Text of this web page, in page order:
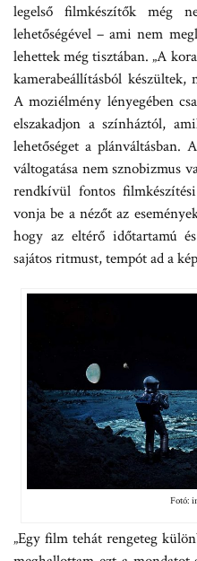
legelső filmkészítők még
lehetőségével – ami nem
lehettek még tisztában. „A
kamerabeállításból készültek,
A moziélmény lényegében
elszakadjon a színháztól,
lehetőséget a plánváltásban.
váltogatása nem sznobizmus
rendkívül fontos
vonja be a nézőt az
hogy az eltérő időtartamú
sajátos ritmust, tempót ad a
Fotó:
„Egy film tehát rengeteg